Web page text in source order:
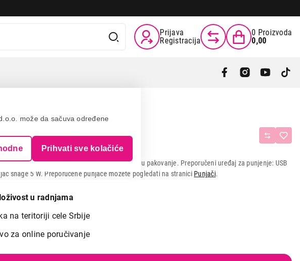
može da sačuva određene
Prihvati sve kolačiće
Prijava
Registracija
0 Proizvoda
0,00
Black
Punjač (uređaj za punjenje)je uključen
u pakovanje. Preporučeni uređaj za punjenje: USB
snage 5 W. Preporučene punjače možete pogledati na stranici Punjači.
u radnjama
na teritoriji cele Srbije
za online poručivanje